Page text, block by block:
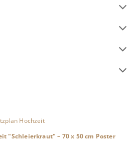
Hochzeit
"Schleierkraut" – 70 x 50 cm Poster